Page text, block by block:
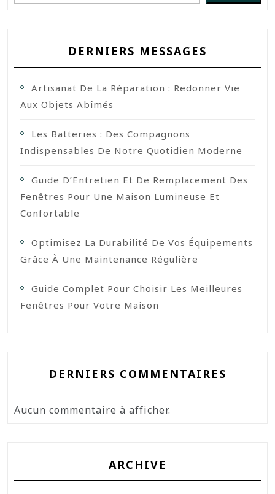
DERNIERS MESSAGES
Artisanat De La Réparation : Redonner Vie
Aux Objets Abîmés
Les Batteries : Des Compagnons
Indispensables De Notre Quotidien Moderne
Guide D’Entretien Et De Remplacement Des
Fenêtres Pour Une Maison Lumineuse Et
Confortable
Optimisez La Durabilité De Vos Équipements
Grâce À Une Maintenance Régulière
Guide Complet Pour Choisir Les Meilleures
Fenêtres Pour Votre Maison
DERNIERS COMMENTAIRES
Aucun commentaire à afficher.
ARCHIVE